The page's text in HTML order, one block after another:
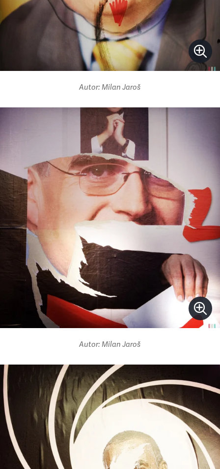
Autor: Milan Jaroš
Autor: Milan Jaroš